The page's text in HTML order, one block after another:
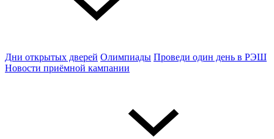
Дни открытых дверей Олимпиады Проведи один день в РЭШ
Новости приёмной кампании